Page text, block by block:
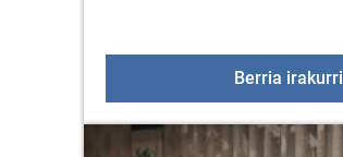
Berria irakurri